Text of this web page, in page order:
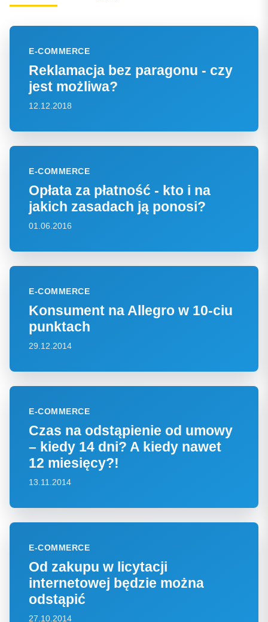
E-COMMERCE
Reklamacja bez paragonu - czy
jest możliwa?
12.12.2018
E-COMMERCE
Opłata za płatność - kto i na
jakich zasadach ją ponosi?
01.06.2016
E-COMMERCE
Konsument na Allegro w 10-ciu
punktach
29.12.2014
E-COMMERCE
Czas na odstąpienie od umowy
– kiedy 14 dni? A kiedy nawet
12 miesięcy?!
13.11.2014
E-COMMERCE
Od zakupu w licytacji
internetowej będzie można
odstąpić
27.10.2014